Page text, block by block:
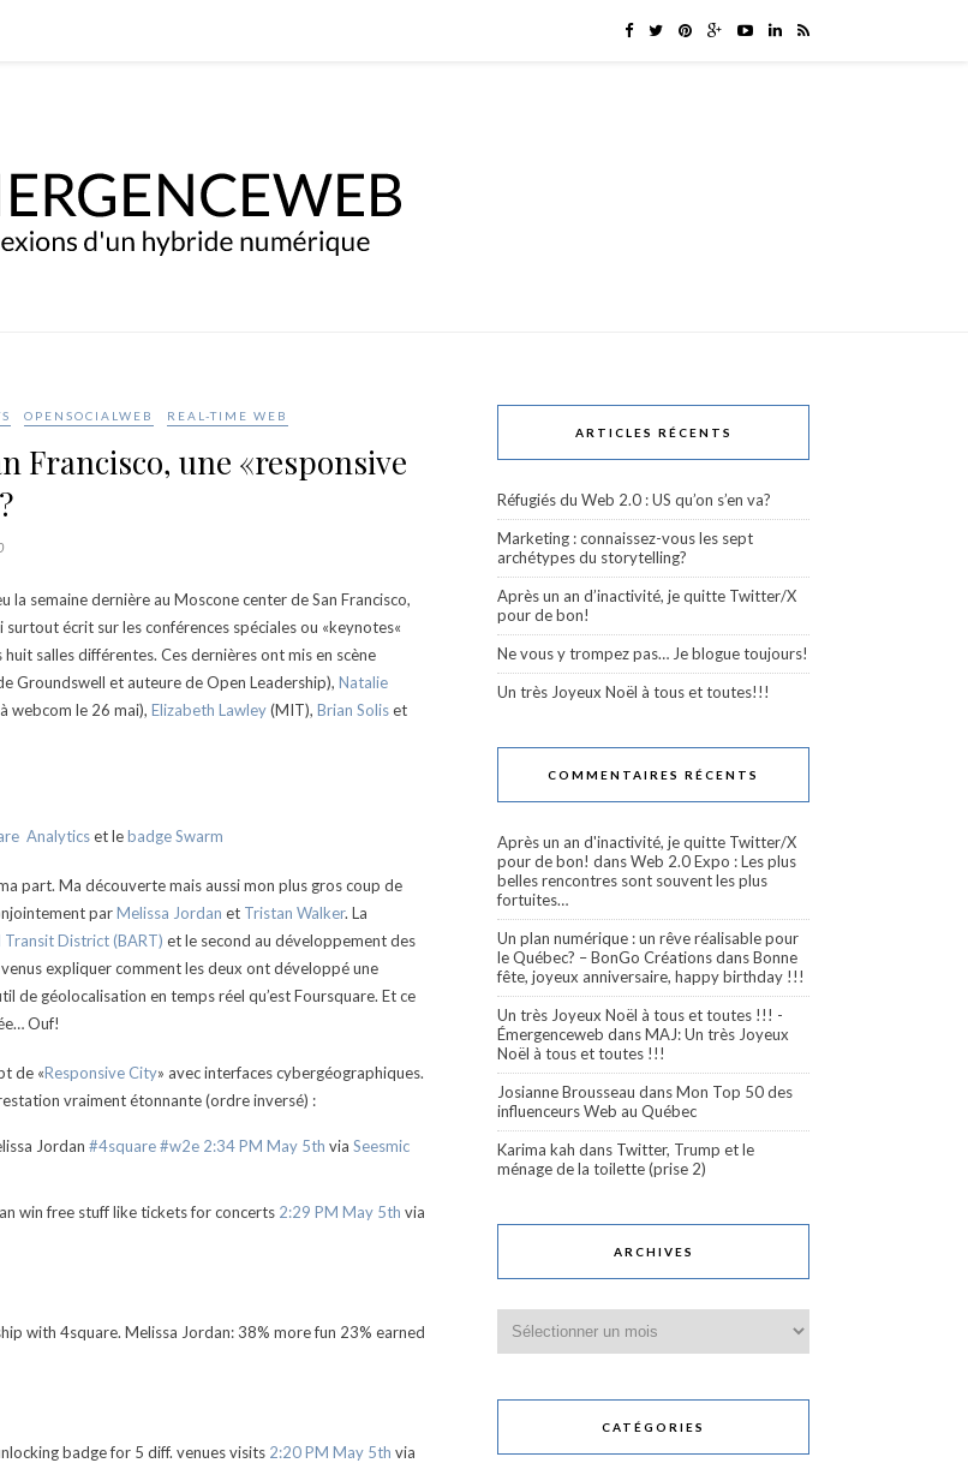
OPENSOCIALWEB REAL-TIME WEB
Francisco, une «responsive
la semaine dernière au Moscone center de San Francisco,
écrit sur les conférences spéciales ou «keynotes«
salles différentes. Ces dernières ont mis en scène
Groundswell et auteure de Open Leadership), Natalie
webcom le 26 mai), Elizabeth Lawley(MIT), Brian Soliset
Analyticset lebadge Swarm
part. Ma découverte mais aussi mon plus gros coup de
parMelissa Jordan et Tristan Walker. La
Transit District (BART) et le second au développement des
expliquer comment les deux ont développé une
de géolocalisation en temps réel qu’est Foursquare. Et ce
Ouf!
de «Responsive City» avec interfaces cybergéographiques.
vraiment étonnante (ordre inversé) :
Jordan #4square#w2e 2:34 PM May 5th via Seesmic
win free stuff like tickets for concerts 2:29 PM May 5th via
with 4square. Melissa Jordan: 38% more fun 23% earned
badge for 5 diff. venues visits 2:20 PM May 5th via
ARTICLES RÉCENTS
Réfugiés du Web 2.0 : US qu’on s’en va?
Marketing : connaissez-vous les sept
archétypes du storytelling?
Après un an d’inactivité, je quitte Twitter/X
pour de bon!
Ne vous y trompez pas… Je blogue toujours!
Un très Joyeux Noël à tous et toutes!!!
COMMENTAIRES RÉCENTS
Après un an d'inactivité, je quitte Twitter/X
pour de bon! dansWeb 2.0 Expo : Les plus
belles rencontres sont souvent les plus
fortuites…
Un plan numérique : un rêve réalisable pour
le Québec? – BonGo CréationsdansBonne
fête, joyeux anniversaire, happy birthday !!!
Un très Joyeux Noël à tous et toutes !!! -
Émergenceweb dansMAJ: Un très Joyeux
Noël à tous et toutes !!!
Josianne Brousseau dansMon Top 50 des
influenceurs Web au Québec
Karima kah dans Twitter, Trump et le
ménage de la toilette (prise 2)
ARCHIVES
CATÉGORIES